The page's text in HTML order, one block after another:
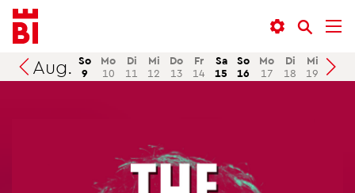
In­
halt
an­
sprin­
Menü
an­
sprin­
gen
Suche
an­
sprin­
gen
Suchen
Aug. So
9
Mo
10
Di
11
Mi
12
Do
13
Fr
14
Sa
15
So
16
Mo
17
Di
18
Mi
19
Do
20